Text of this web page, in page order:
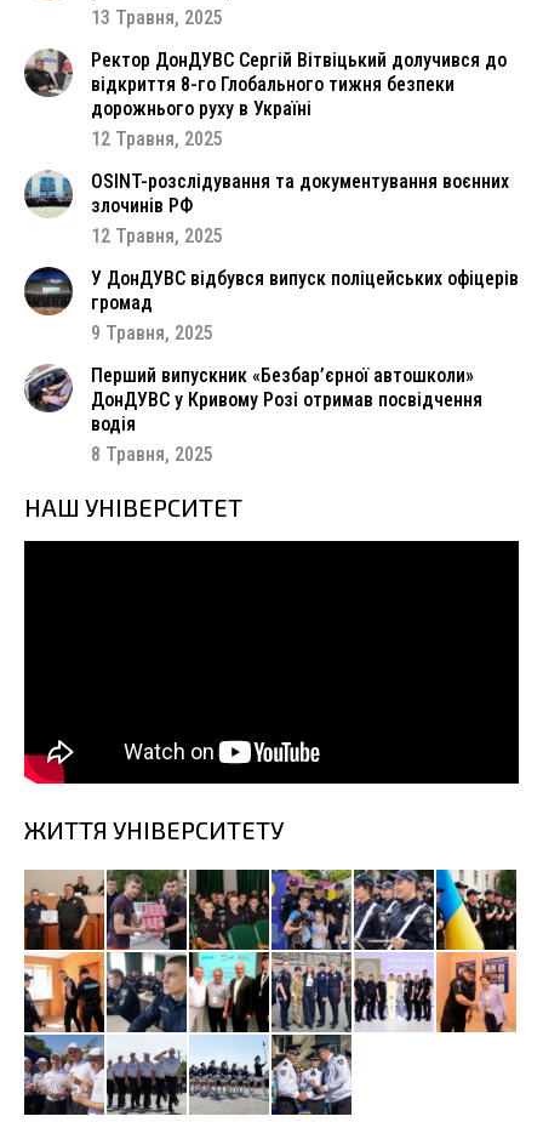
13 Травня, 2025
Ректор ДонДУВС Сергій Вітвіцький долучився до
відкриття 8-го Глобального тижня безпеки
дорожнього руху в Україні
12 Травня, 2025
OSINT-розслідування та документування воєнних
злочинів РФ
12 Травня, 2025
У ДонДУВС відбувся випуск поліцейських офіцерів
громад
9 Травня, 2025
Перший випускник «Безбар’єрної автошколи»
ДонДУВС у Кривому Розі отримав посвідчення
водія
8 Травня, 2025
НАШ УНІВЕРСИТЕТ
ЖИТТЯ УНІВЕРСИТЕТУ